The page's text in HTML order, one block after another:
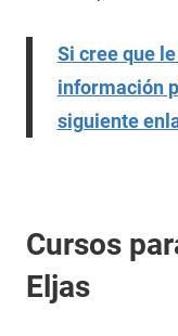
Si cree que
información
siguiente
Cursos
Eljas